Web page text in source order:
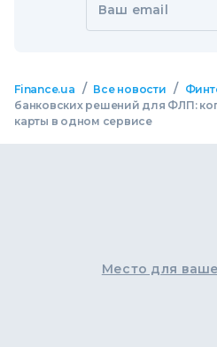
Ваш email
Finance.ua / Все новости /
банковских решений для ФЛП:
карты в одном сервисе
Место для